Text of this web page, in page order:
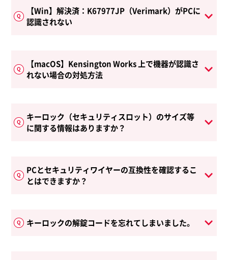
【Win】解決済：K67977JP（Verimark）がPCに
認識されない
【macOS】Kensington Works 上で機器が認識さ
れない場合の対処方法
キーロック（セキュリティスロット）のサイズ等
に関する情報はありますか？
PCとセキュリティワイヤーの互換性を確認するこ
とはできますか？
キーロックの解錠コードを忘れてしまいました。